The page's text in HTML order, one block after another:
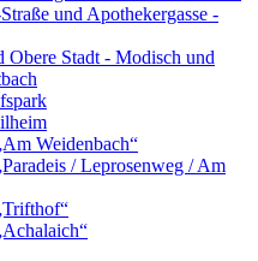
und Apothekergasse -
Obere Stadt - Modisch und
Weidenbach“
/ Leprosenweg / Am